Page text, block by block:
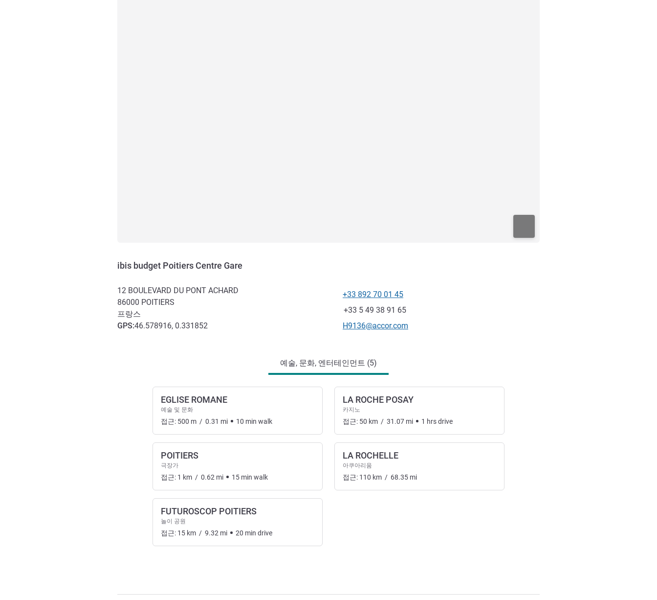
ibis budget Poitiers Centre Gare
12 BOULEVARD DU PONT ACHARD
86000 POITIERS
프랑스
GPS:46.578916, 0.331852
전화
+33 892 70 01 45
팩스
+33 5 49 38 91 65
E-mail
H9136@accor.com
예술, 문화, 엔터테인먼트 (5)
EGLISE ROMANE
예술 및 문화
접근: 500 m / 0.31 mi 10 min walk
POITIERS
극장가
접근: 1 km / 0.62 mi 15 min walk
FUTUROSCOP POITIERS
놀이 공원
접근: 15 km / 9.32 mi 20 min drive
LA ROCHE POSAY
카지노
접근: 50 km / 31.07 mi 1 hrsdrive
LA ROCHELLE
아쿠아리움
접근: 110 km / 68.35 mi